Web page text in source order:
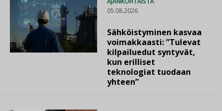
05.08.2026
Sähköistyminen kasvaa
voimakkaasti: ”Tulevat
kilpailuedut syntyvät,
kun erilliset
teknologiat tuodaan
yhteen”